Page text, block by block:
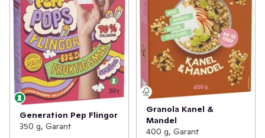
Generation Pep Flingor
350 g, Garant
Granola Kanel &
Mandel
400 g, Garant